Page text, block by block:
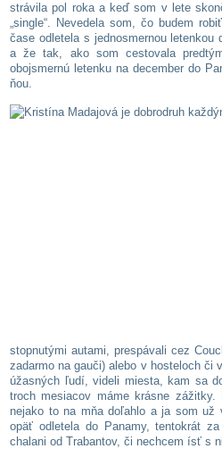
strávila pol roka a keď som v lete
„single“. Nevedela som, čo budem
čase odletela s jednosmernou
a že tak, ako som cestovala
obojsmernú letenku na december do
ňou.
stopnutými autami, prespávali cez
zadarmo na gauči) alebo v hosteloch
úžasných ľudí, videli miesta, kam sa
troch mesiacov máme krásne
nejako to na mňa doľahlo a ja som už
opäť odletela do Panamy, tentokrát
chalani od Trabantov, či nechcem ísť s